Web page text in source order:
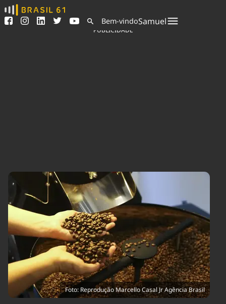
Ver todas as notícias
Podcasts
Indicadores
Agronegócios
Brasil Mineral
Ciência &
Tecnologia
Cinema
Comportamento
Cultura
Economia
Educação
Infraestrutura
Internacional
Meio Ambiente
Podcast
Política
Saúde
Tempo
Bem-vindoSamuel
PUBLICIDADE
Foto: Reprodução Marcello Casal Jr Agência Brasil